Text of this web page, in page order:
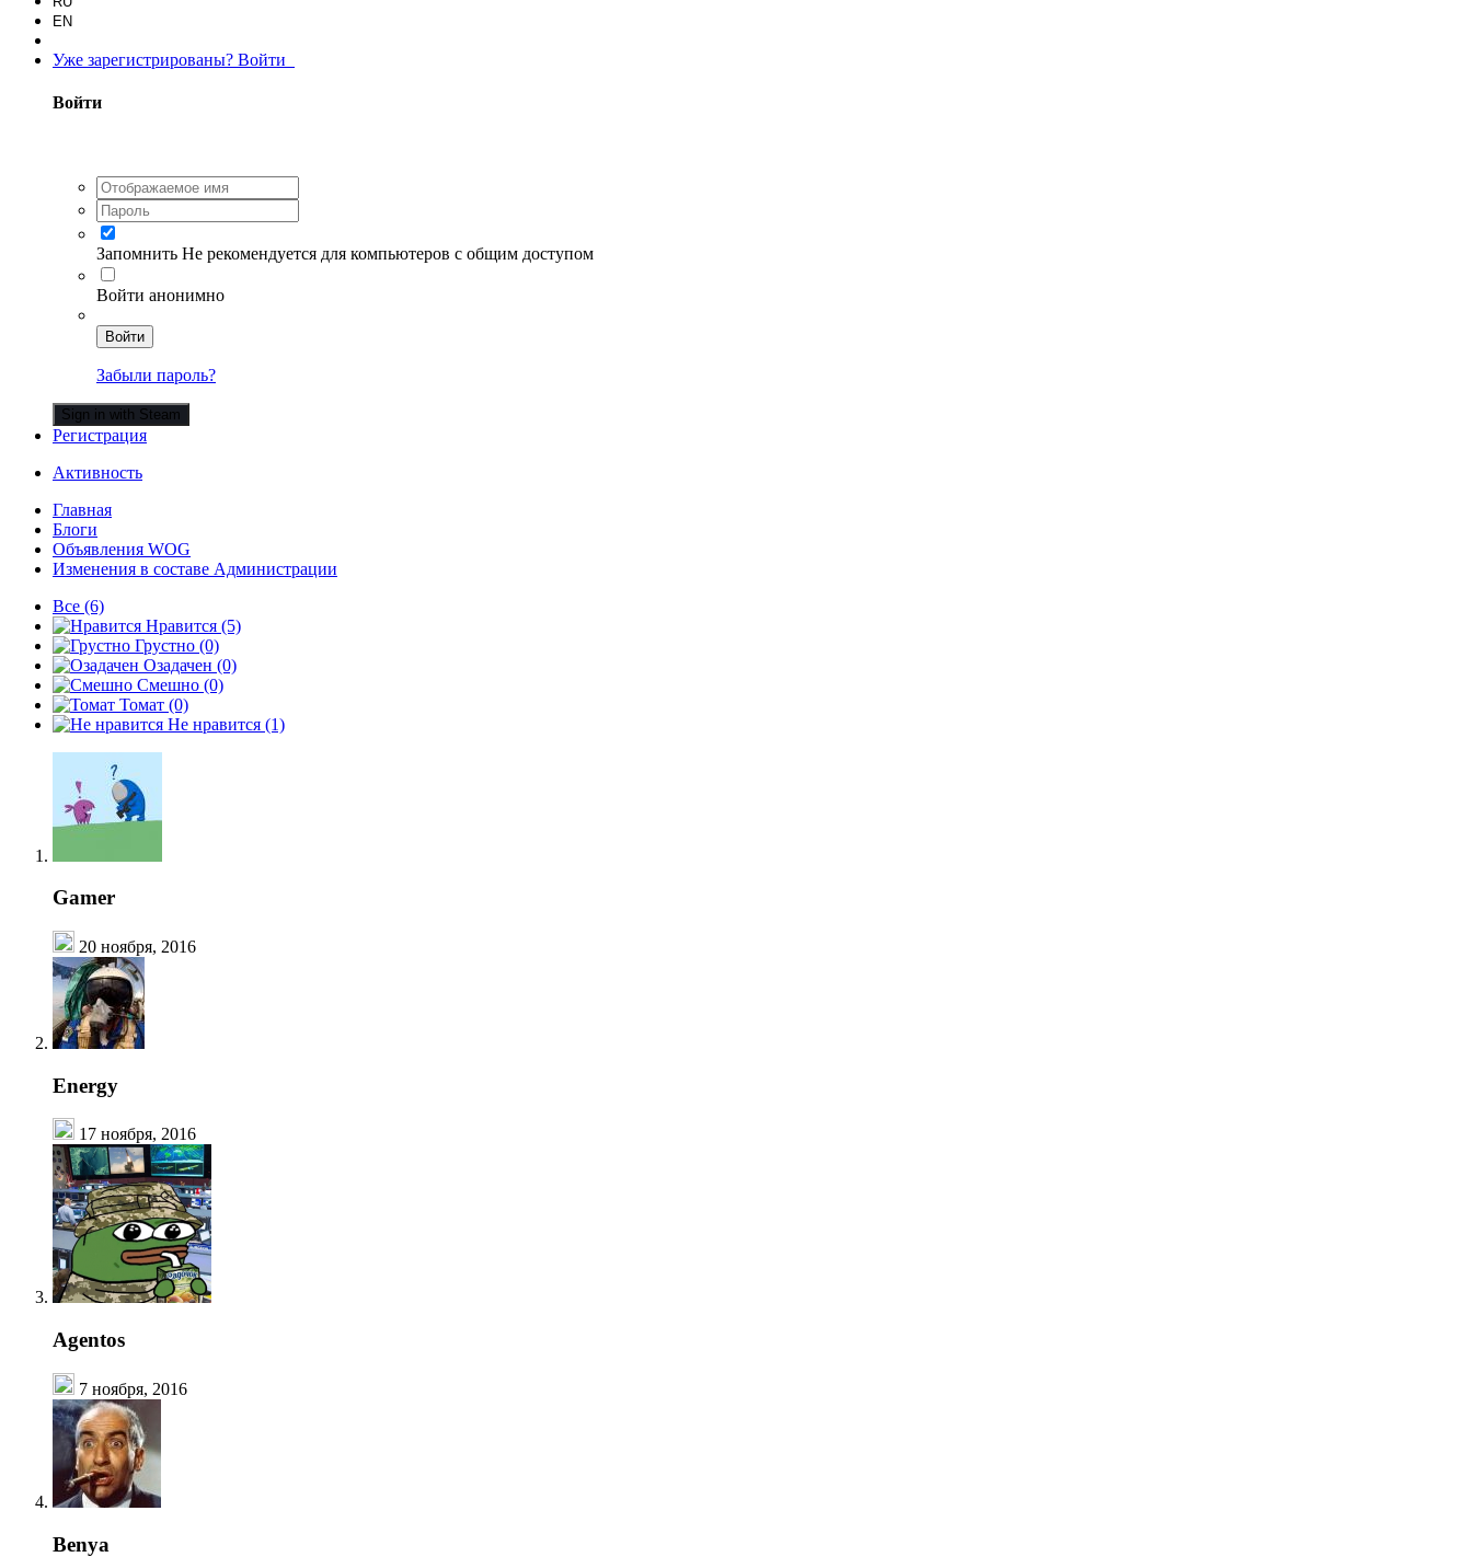
EN
Уже зарегистрированы? Войти
Войти
Запомнить Не рекомендуется для компьютеров с общим доступом
Войти анонимно
Войти
Забыли пароль?
Sign in with Steam
Регистрация
Активность
Главная
Блоги
Объявления WOG
Изменения в составе Администрации
Все (6)
Нравится (5)
Грустно (0)
Озадачен (0)
Смешно (0)
Томат (0)
Не нравится (1)
Gamer
20 ноября, 2016
Energy
17 ноября, 2016
Agentos
7 ноября, 2016
Benya